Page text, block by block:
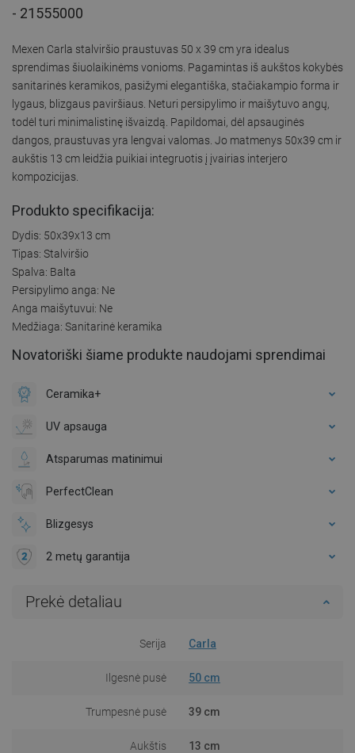
- 21555000
Mexen Carla stalviršio praustuvas 50 x 39 cm yra idealus
sprendimas šiuolaikinėms vonioms. Pagamintas iš aukštos kokybės
sanitarinės keramikos, pasižymi elegantiška, stačiakampio forma ir
lygaus, blizgaus paviršiaus. Neturi persipylimo ir maišytuvo angų,
todėl turi minimalistinę išvaizdą. Papildomai, dėl apsauginės
dangos, praustuvas yra lengvai valomas. Jo matmenys 50x39 cm ir
aukštis 13 cm leidžia puikiai integruotis į įvairias interjero
kompozicijas.
Produkto specifikacija:
Dydis: 50x39x13 cm
Tipas: Stalviršio
Spalva: Balta
Persipylimo anga: Ne
Anga maišytuvui: Ne
Medžiaga: Sanitarinė keramika
Novatoriški šiame produkte naudojami sprendimai
Ceramika+
UV apsauga
Atsparumas matinimui
PerfectClean
Blizgesys
2 metų garantija
Prekė detaliau
Serija Carla
Ilgesnė pusė 50 cm
Trumpesnė pusė 39 cm
Aukštis 13 cm